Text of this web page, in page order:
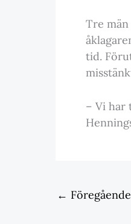
Tre
tid.
– Vi har
←